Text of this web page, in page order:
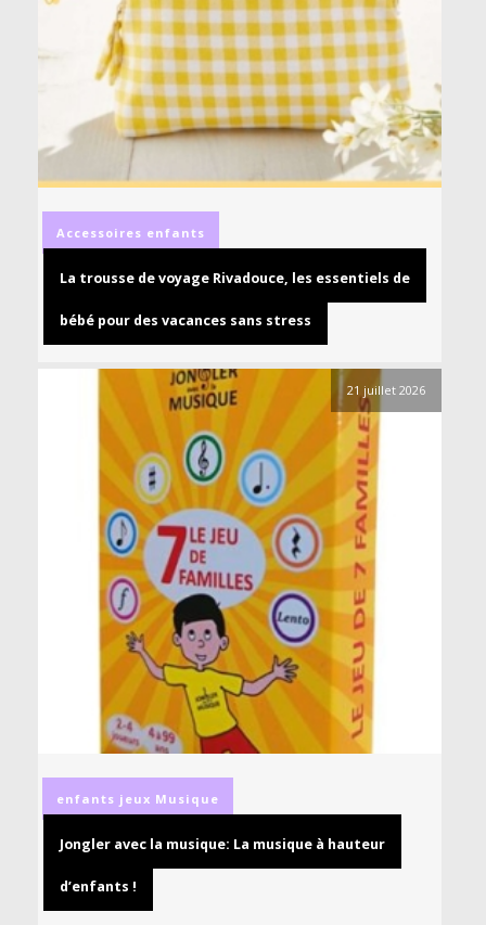
Accessoires enfants
La trousse de voyage Rivadouce, les essentiels de
bébé pour des vacances sans stress
21 juillet 2026
enfants jeux Musique
Jongler avec la musique: La musique à hauteur
d’enfants !